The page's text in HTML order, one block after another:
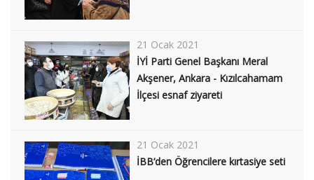
21 Ocak 2021
İYİ Parti Genel Başkanı Meral
Akşener, Ankara - Kızılcahamam
İlçesi esnaf ziyareti
21 Ocak 2021
İBB’den Öğrencilere kırtasiye seti